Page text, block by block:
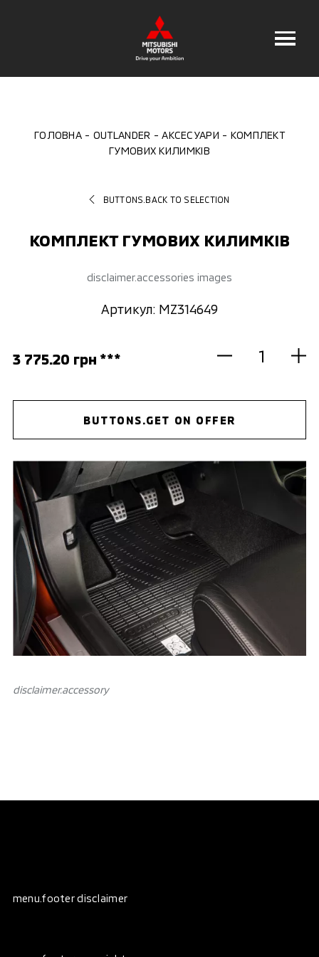
ГОЛОВНА OUTLANDER АКСЕСУАРИ
КОМПЛЕКТ
ГУМОВИХ КИЛИМКІВ
BUTTONS.BACK TO SELECTION
КОМПЛЕКТ ГУМОВИХ КИЛИМКІВ
disclaimer.accessories images
Артикул: MZ314649
3 775.20 грн ***
BUTTONS.GET ON OFFER
disclaimer.аccessory
menu.footer disclaimer